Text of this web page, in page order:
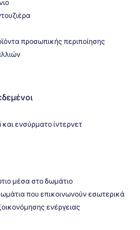
προσωπικής περιποίησης
ενσύρματο ίντερνετ
μέσα στο δωμάτιο
που επικοινωνούν εσωτερικά
ενέργειας